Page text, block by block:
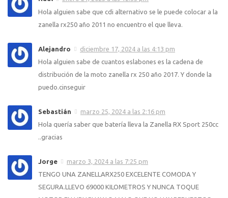
Hola alguien sabe que cdi alternativo se le puede colocar a la
zanella rx250 año 2011 no encuentro el que lleva.
Alejandro
diciembre 17, 2024 a las 4:13 pm
Hola alguien sabe de cuantos eslabones es la cadena de
distribución de la moto zanella rx 250 año 2017. Y donde la
puedo.cinseguir
Sebastián
marzo 25, 2024 a las 2:16 pm
Hola quería saber que batería lleva la Zanella RX Sport 250cc
..gracias
Jorge
marzo 3, 2024 a las 7:25 pm
TENGO UNA ZANELLARX250 EXCELENTE COMODA Y
SEGURA.LLEVO 69000 KILOMETROS Y NUNCA TOQUE